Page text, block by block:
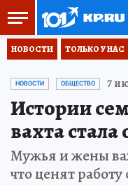
НОВОСТИ ТОЛЬКО У НАС
НОВОСТИ ОБЩЕСТВО 7
Истории
вахта
Мужья и жены
что ценят работу